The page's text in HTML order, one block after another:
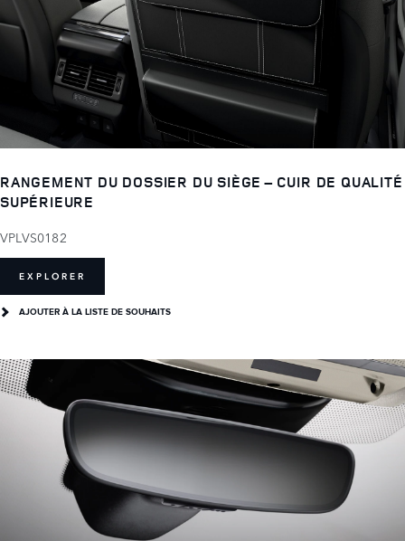
RANGEMENT DU DOSSIER DU SIÈGE – CUIR DE QUALITÉ
SUPÉRIEURE
VPLVS0182
EXPLORER
AJOUTER À LA LISTE DE SOUHAITS